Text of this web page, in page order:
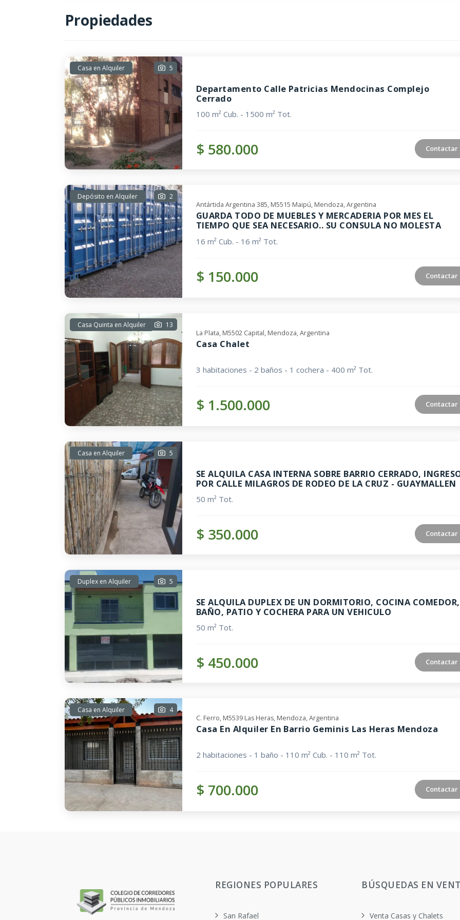
Propiedades
Casa en Alquiler 5
Departamento Calle Patricias Mendocinas Complejo
Cerrado
100 m² Cub. - 1500 m² Tot.
$ 580.000 Contactar
Depósito en Alquiler
2
Antártida Argentina 385, M5515 Maipú, Mendoza, Argentina
GUARDA TODO DE MUEBLES Y MERCADERIA POR MES EL
TIEMPO QUE SEA NECESARIO.. SU CONSULA NO MOLESTA
16 m² Cub. - 16 m² Tot.
$ 150.000 Contactar
Casa Quinta en Alquiler
13
La Plata, M5502 Capital, Mendoza, Argentina
Casa Chalet
3 habitaciones - 2 baños - 1 cochera - 400 m² Tot.
$ 1.500.000 Contactar
Casa en Alquiler 5
SE ALQUILA CASA INTERNA SOBRE BARRIO CERRADO,
POR CALLE MILAGROS DE RODEO DE LA CRUZ - GUAYMALLEN
50 m² Tot.
$ 350.000 Contactar
Duplex en Alquiler 5
SE ALQUILA DUPLEX DE UN DORMITORIO, COCINA COMEDOR,
BAÑO, PATIO Y COCHERA PARA UN VEHICULO
50 m² Tot.
$ 450.000 Contactar
Casa en Alquiler
4
C. Ferro, M5539 Las Heras, Mendoza, Argentina
Casa En Alquiler En Barrio Geminis Las Heras Mendoza
2 habitaciones - 1 baño - 110 m² Cub. - 110 m² Tot.
$ 700.000 Contactar
REGIONES POPULARES
San Rafael
BÚSQUEDAS EN
Venta Casas y Chalets